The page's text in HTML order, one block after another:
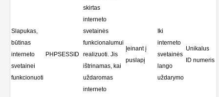
Slapukas,
būtinas
interneto
svetainei
funkcionuoti
PHPSESSID
skirtas
interneto
svetainės
funkcionalumui
realizuoti. Jis
ištrinamas, kai
uždaromas
interneto
Įeinant į
puslapį
Iki
interneto
svetainės
lango
uždarymo
Unikalus
ID numeris